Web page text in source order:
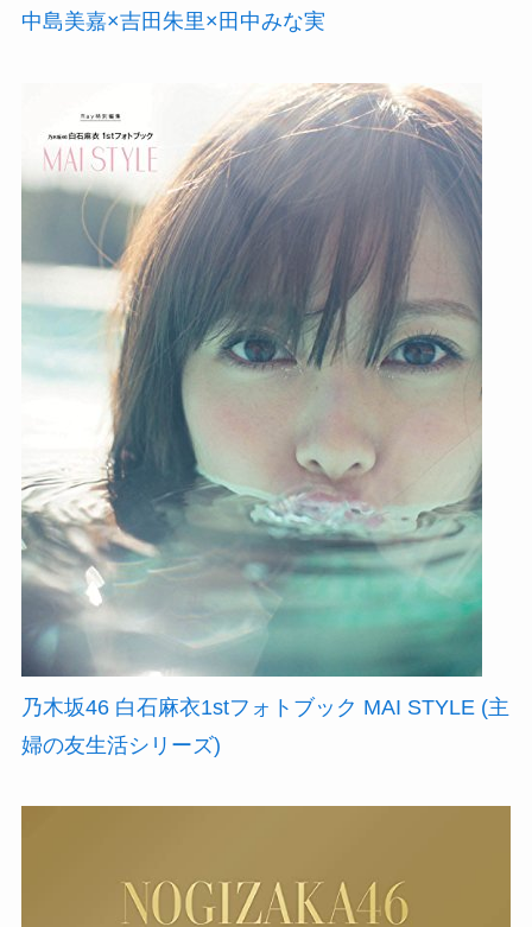
中島美嘉×吉田朱里×田中みな実
乃木坂46 白石麻衣1stフォトブック MAI STYLE (主
婦の友生活シリーズ)